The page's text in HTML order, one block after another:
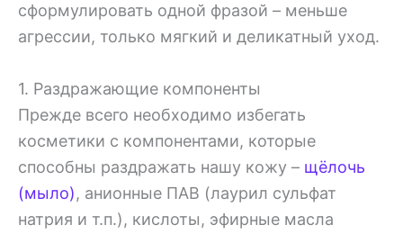
сформулировать одной фразой – меньше
агрессии, только мягкий и деликатный уход.
1. Раздражающие компоненты
Прежде всего необходимо избегать
косметики с компонентами, которые
способны раздражать нашу кожу – щёлочь
(мыло), анионные ПАВ (лаурил сульфат
натрия и т.п.), кислоты, эфирные масла